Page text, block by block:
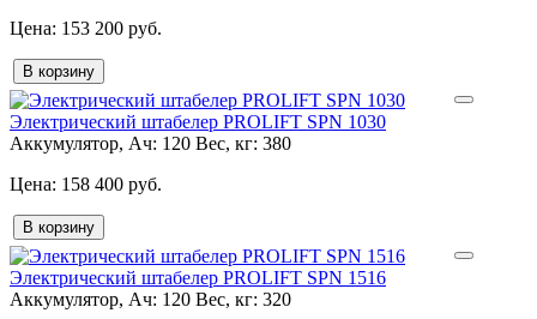
153 200 руб.
В корзину
Электрический штабелер PROLIFT SPN 1030
Аккумулятор, Ач: 120 Вес, кг: 380
158 400 руб.
В корзину
Электрический штабелер PROLIFT SPN 1516
Аккумулятор, Ач: 120 Вес, кг: 320